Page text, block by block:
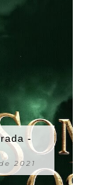
-
2021